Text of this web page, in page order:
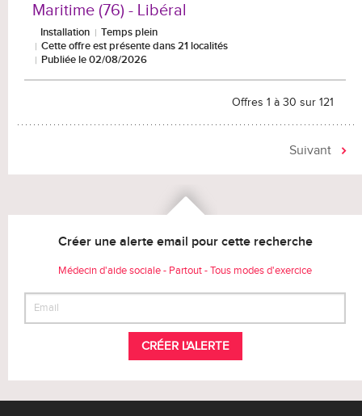
Maritime (76) - Libéral
Installation
Temps plein
Cette offre est présente dans 21 localités
Publiée le 02/08/2026
Offres 1 à 30 sur 121
Suivant
Créer une alerte email pour cette recherche
Médecin d'aide sociale - Partout - Tous modes d'exercice
CRÉER L'ALERTE